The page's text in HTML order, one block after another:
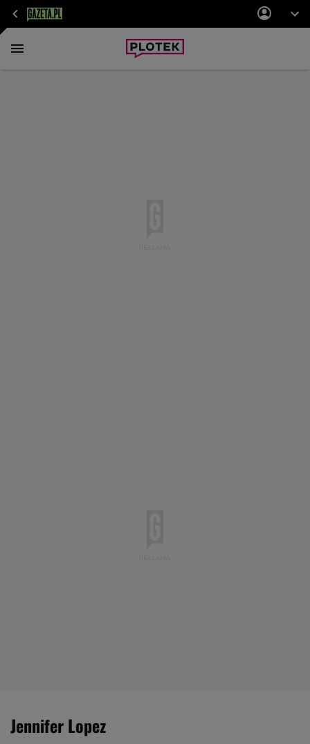
Jennifer Lopez